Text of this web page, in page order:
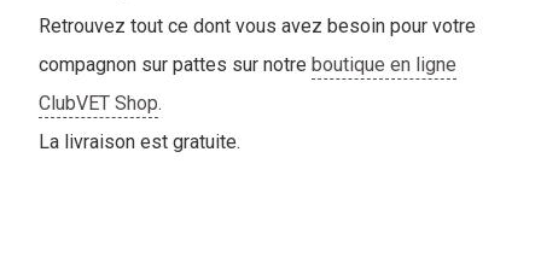
Retrouvez tout ce dont vous avez besoin pour votre
compagnon sur pattes sur notre boutique en ligne
ClubVET Shop.
La livraison est gratuite.